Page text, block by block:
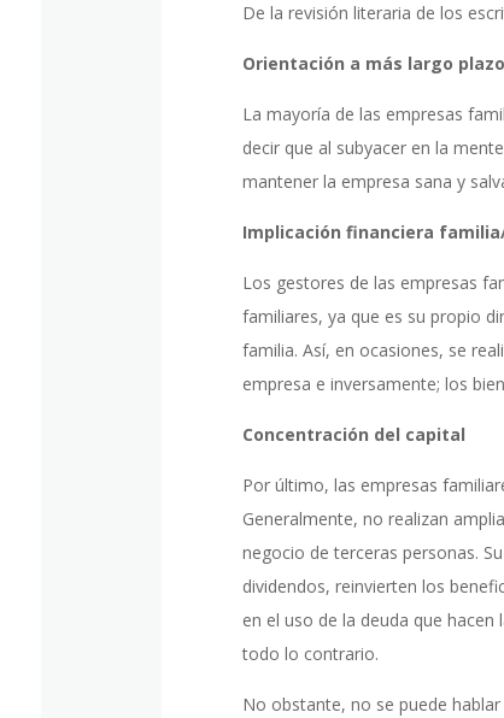
De la revisión literaria de los
Orientación a más largo plazo
La mayoría de las empresas
decir que al subyacer en la
mantener la empresa sana y
Implicación financiera
Los gestores de las empresas
familiares, ya que es su propio
familia. Así, en ocasiones, se
empresa e inversamente; los
Concentración del capital
Por último, las empresas
Generalmente, no realizan
negocio de terceras personas.
dividendos, reinvierten los
en el uso de la deuda que
todo lo contrario.
No obstante, no se puede